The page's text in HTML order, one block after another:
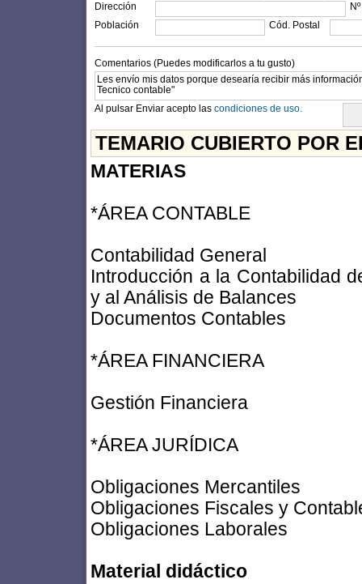
Dirección
Nº
Población
Cód. Postal
Comentarios (Puedes modificarlos a tu gusto)
Al pulsar Enviar acepto las condiciones de uso.
TEMARIO CUBIERTO POR
MATERIAS
*ÁREA CONTABLE
Contabilidad General
Introducción a la Contabilidad
y al Análisis de Balances
Documentos Contables
*ÁREA FINANCIERA
Gestión Financiera
*ÁREA JURÍDICA
Obligaciones Mercantiles
Obligaciones Fiscales y
Obligaciones Laborales
Material didáctico